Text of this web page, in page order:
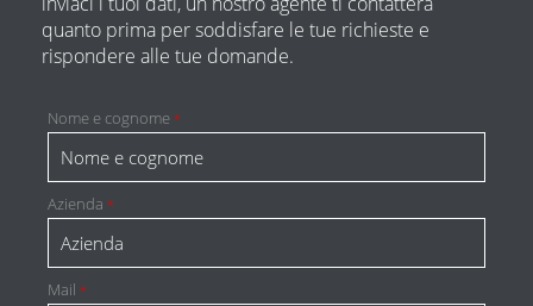
quanto prima per soddisfare le tue richieste e
rispondere alle tue domande.
Nome e cognome *
Azienda *
Mail *